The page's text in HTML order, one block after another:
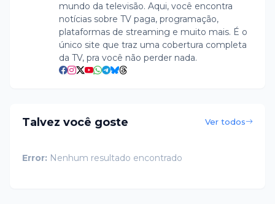
mundo da televisão. Aqui, você encontra
notícias sobre TV paga, programação,
plataformas de streaming e muito mais. É o
único site que traz uma cobertura completa
da TV, pra você não perder nada.
Talvez você goste Ver todos
Error: Nenhum resultado encontrado